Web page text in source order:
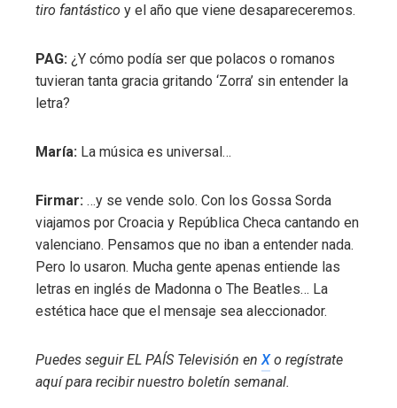
tiro fantástico y el año que viene desapareceremos.
PAG: ¿Y cómo podía ser que polacos o romanos
tuvieran tanta gracia gritando ‘Zorra’ sin entender la
letra?
María: La música es universal…
Firmar: …y se vende solo. Con los Gossa Sorda
viajamos por Croacia y República Checa cantando en
valenciano. Pensamos que no iban a entender nada.
Pero lo usaron. Mucha gente apenas entiende las
letras en inglés de Madonna o The Beatles… La
estética hace que el mensaje sea aleccionador.
Puedes seguir EL PAÍS Televisión enXo regístrate
aquí para recibirnuestro boletín semanal.